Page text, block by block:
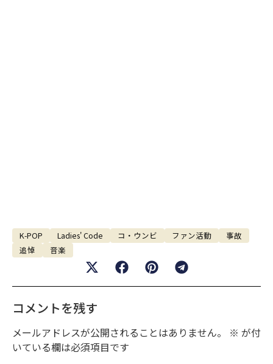
K-POP Ladies' Code コ・ウンビ ファン活動
事故
追悼
音楽
コメントを残す
メールアドレスが公開されることはありません。 ※ が付
いている欄は必須項目です